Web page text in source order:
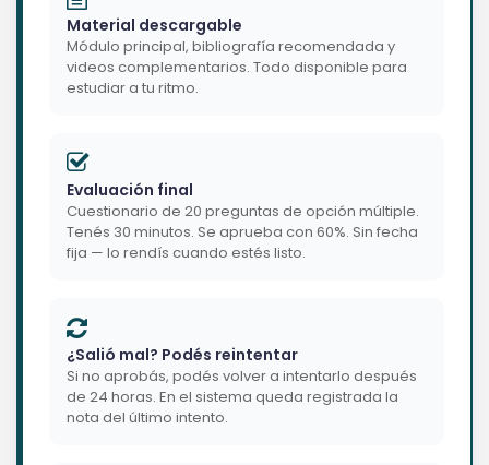
Material descargable
Módulo principal, bibliografía recomendada y
videos complementarios. Todo disponible para
estudiar a tu ritmo.
Evaluación final
Cuestionario de 20 preguntas de opción múltiple.
Tenés 30 minutos. Se aprueba con 60%. Sin fecha
fija — lo rendís cuando estés listo.
¿Salió mal? Podés reintentar
Si no aprobás, podés volver a intentarlo después
de 24 horas. En el sistema queda registrada la
nota del último intento.